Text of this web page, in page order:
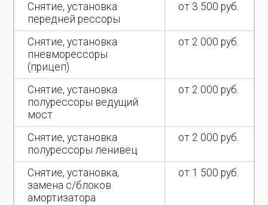
Снятие, установка
передней рессоры
от 3 500 руб.
Снятие, установка
пневморессоры
(прицеп)
от 2 000 руб.
Снятие, установка
полурессоры ведущий
мост
от 2 000 руб.
Снятие, установка
полурессоры ленивец
от 2 000 руб.
Снятие, установка,
замена с/блоков
амортизатора
от 1 500 руб.